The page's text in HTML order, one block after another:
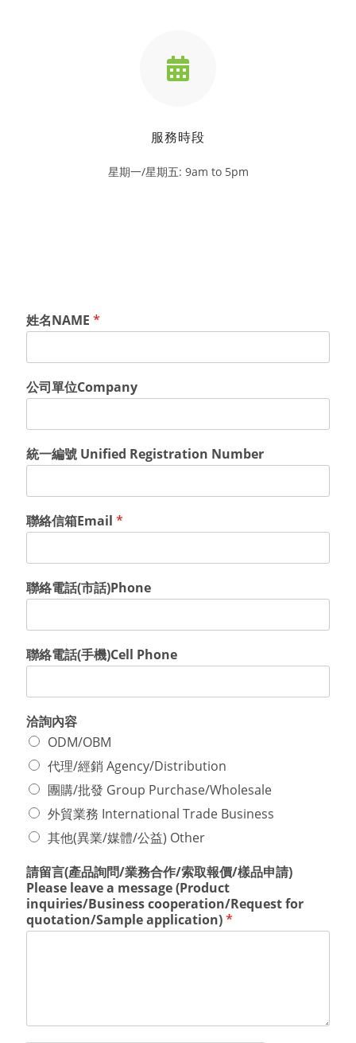
服務時段
星期一/星期五: 9am to 5pm
姓名NAME*
公司單位Company
統一編號 Unified Registration Number
聯絡信箱Email*
聯絡電話(市話)Phone
聯絡電話(手機)Cell Phone
洽詢內容
ODM/OBM
代理/經銷 Agency/Distribution
團購/批發 Group Purchase/Wholesale
外貿業務 International Trade Business
其他(異業/媒體/公益) Other
請留言(產品詢問/業務合作/索取報價/樣品申請)
Please leave a message (Product
inquiries/Business cooperation/Request for
quotation/Sample application)*